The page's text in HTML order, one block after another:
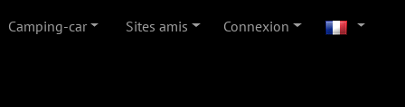
Camping-car Sites amis Connexion